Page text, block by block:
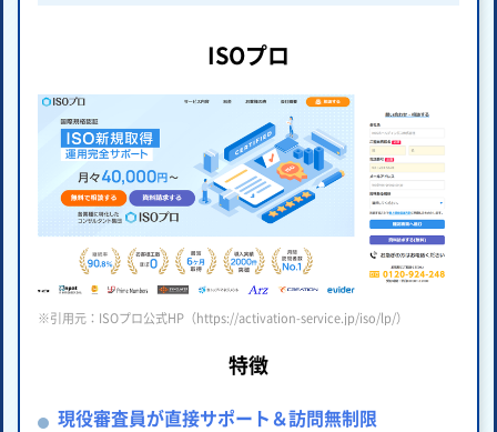
ISOプロ
※引用元：ISOプロ公式HP（https://activation-service.jp/iso/lp/）
特徴
現役審査員が直接サポート＆訪問無制限